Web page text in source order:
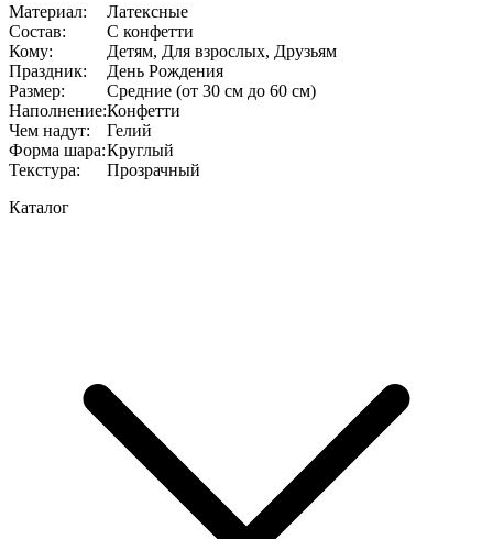
Материал:
Латексные
Состав:
С конфетти
Кому:
Детям, Для взрослых, Друзьям
Праздник:
День Рождения
Размер:
Средние (от 30 см до 60 см)
Наполнение:Конфетти
Чем надут:
Гелий
Форма шара:Круглый
Текстура:
Прозрачный
Каталог